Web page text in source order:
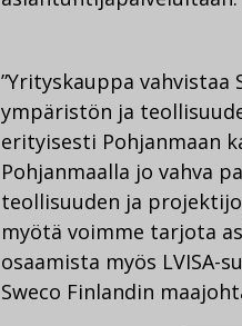
”Yrityskauppa vahvistaa
ympäristön ja
erityisesti Pohjanmaan
Pohjanmaalla jo vahva
teollisuuden ja
myötä voimme tarjota
osaamista myös LVISA-
Sweco Finlandin